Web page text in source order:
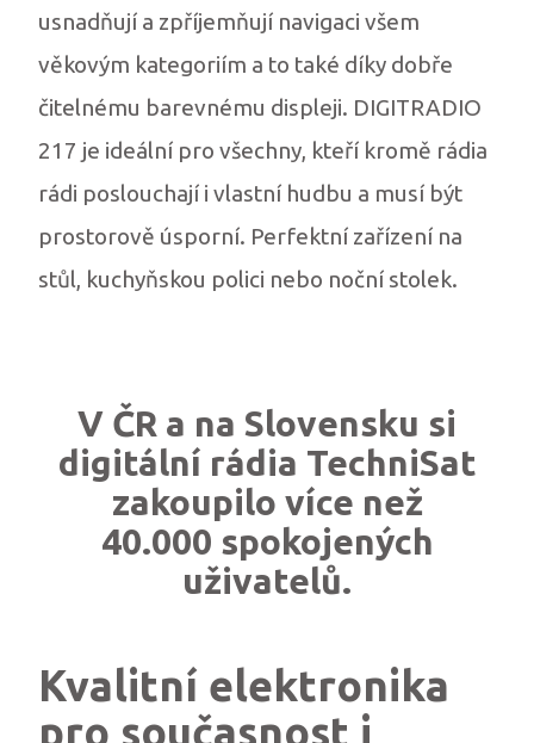
usnadňují a zpříjemňují navigaci všem
věkovým kategoriím a to také díky dobře
čitelnému barevnému displeji. DIGITRADIO
217 je ideální pro všechny, kteří kromě rádia
rádi poslouchají i vlastní hudbu a musí být
prostorově úsporní. Perfektní zařízení na
stůl, kuchyňskou polici nebo noční stolek.
V ČR a na Slovensku si
digitální rádia TechniSat
zakoupilo více než
40.000 spokojených
uživatelů.
Kvalitní elektronika
pro současnost i